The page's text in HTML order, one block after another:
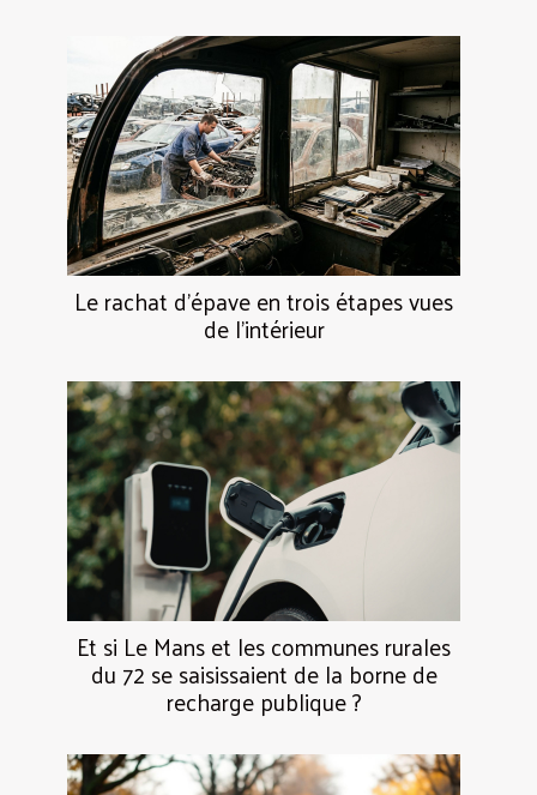
Le rachat d’épave en trois étapes vues
de l’intérieur
Et si Le Mans et les communes rurales
du 72 se saisissaient de la borne de
recharge publique ?